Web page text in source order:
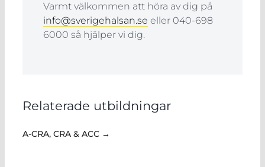
Varmt välkommen att höra av dig på
info@sverigehalsan.se eller 040-698
6000 så hjälper vi dig.
Relaterade utbildningar
A-CRA, CRA & ACC →